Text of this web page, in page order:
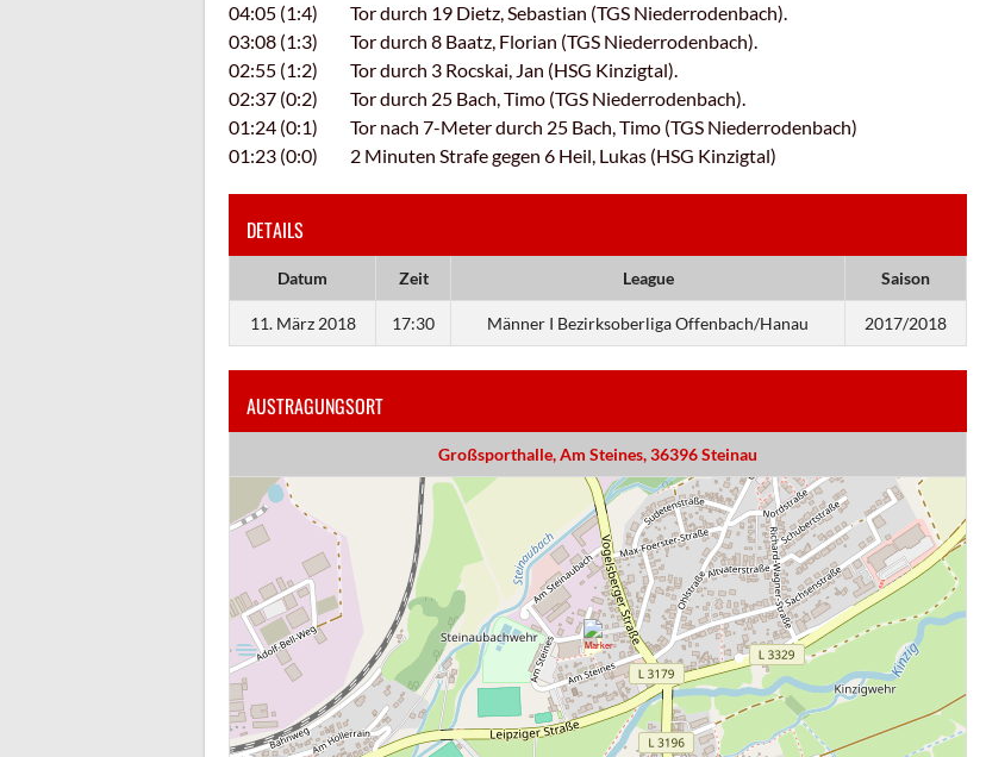
04:05 (1:4) Tor durch 19 Dietz, Sebastian (TGS Niederrodenbach).
03:08 (1:3) Tor durch 8 Baatz, Florian (TGS Niederrodenbach).
02:55 (1:2) Tor durch 3 Rocskai, Jan (HSG Kinzigtal).
02:37 (0:2) Tor durch 25 Bach, Timo (TGS Niederrodenbach).
01:24 (0:1) Tor nach 7-Meter durch 25 Bach, Timo (TGS Niederrodenbach)
01:23 (0:0) 2 Minuten Strafe gegen 6 Heil, Lukas (HSG Kinzigtal)
DETAILS
Datum Zeit League Saison
11. März 2018 17:30 Männer I Bezirksoberliga Offenbach/Hanau 2017/2018
AUSTRAGUNGSORT
Großsporthalle, Am Steines, 36396 Steinau